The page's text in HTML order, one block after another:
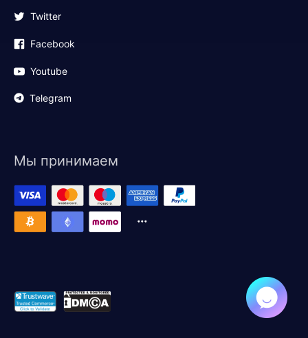
Twitter
Facebook
Youtube
Telegram
Мы принимаем